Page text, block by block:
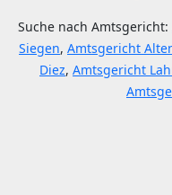
Suche nach Amtsgericht:
Siegen, Amtsgericht
Diez, Amtsgericht